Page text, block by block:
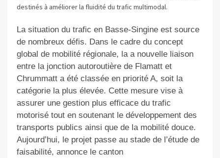
destinés à améliorer la fluidité du trafic multimodal.
La situation du trafic en Basse-Singine est source
de nombreux défis. Dans le cadre du concept
global de mobilité régionale, la a nouvelle liaison
entre la jonction autoroutière de Flamatt et
Chrummatt a été classée en priorité A, soit la
catégorie la plus élevée. Cette mesure vise à
assurer une gestion plus efficace du trafic
motorisé tout en soutenant le développement des
transports publics ainsi que de la mobilité douce.
Aujourd’hui, le projet passe au stade de l’étude de
faisabilité, annonce le canton